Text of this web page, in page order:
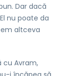
Dar dacă
nu poate da
altceva
cu Avram,